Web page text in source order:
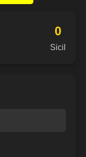
0
Sicil